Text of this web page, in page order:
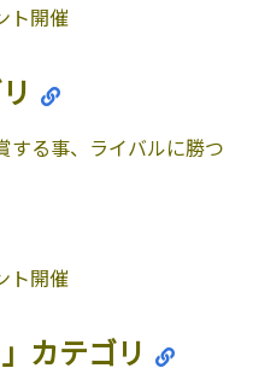
ト開催
する事、ライバルに勝つ
ト開催
カテゴリ